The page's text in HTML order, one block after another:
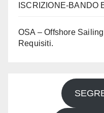
ISCRIZIONE-BANDO
OSA – Offshore
Requisiti.